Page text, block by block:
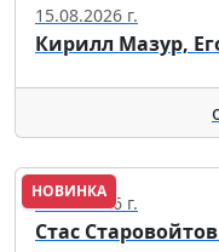
15.08.2026 г.
Кирилл Мазур,
НОВИНКА
15.08.2026 г.
Стас